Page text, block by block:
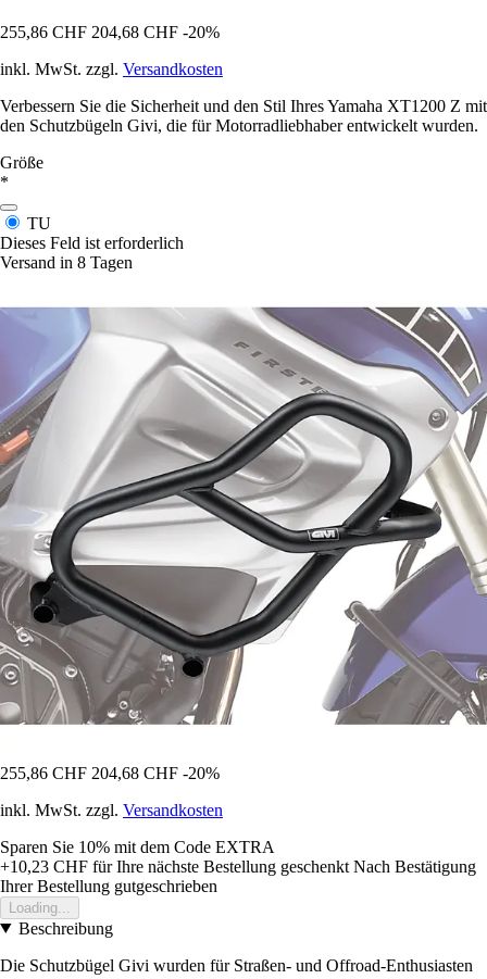
255,86 CHF 204,68 CHF -20%
inkl. MwSt. zzgl. Versandkosten
Verbessern Sie die Sicherheit und den Stil Ihres Yamaha XT1200 Z mit
den Schutzbügeln Givi, die für Motorradliebhaber entwickelt wurden.
Größe
*
TU
Dieses Feld ist erforderlich
Versand in 8 Tagen
255,86 CHF 204,68 CHF -20%
inkl. MwSt. zzgl. Versandkosten
Sparen Sie 10% mit dem Code EXTRA
+10,23 CHF für Ihre nächste Bestellung geschenkt Nach Bestätigung
Ihrer Bestellung gutgeschrieben
Loading...
Beschreibung
Die Schutzbügel Givi wurden für Straßen- und Offroad-Enthusiasten